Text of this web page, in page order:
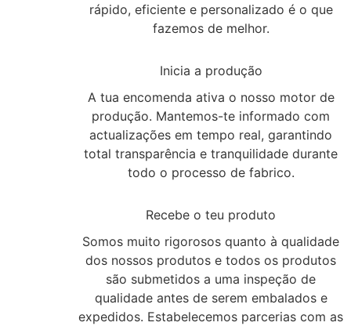
rápido, eficiente e personalizado é o que
fazemos de melhor.
Inicia a produção
A tua encomenda ativa o nosso motor de
produção. Mantemos-te informado com
actualizações em tempo real, garantindo
total transparência e tranquilidade durante
todo o processo de fabrico.
Recebe o teu produto
Somos muito rigorosos quanto à qualidade
dos nossos produtos e todos os produtos
são submetidos a uma inspeção de
qualidade antes de serem embalados e
expedidos. Estabelecemos parcerias com as